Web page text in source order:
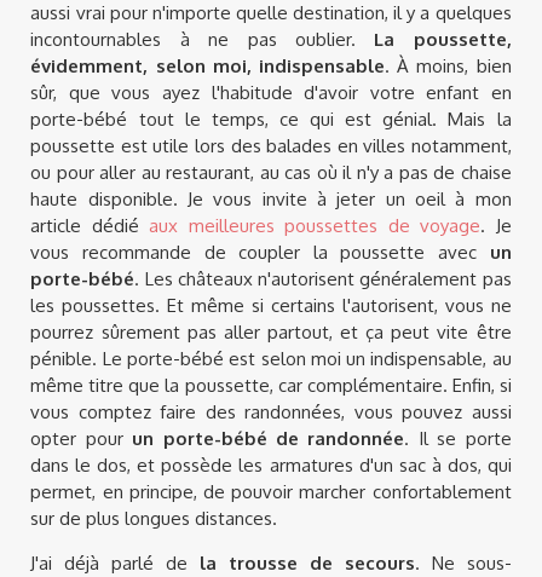
aussi vrai pour n'importe quelle destination, il y a quelques
incontournables à ne pas oublier. La poussette,
évidemment, selon moi, indispensable. À moins, bien
sûr, que vous ayez l'habitude d'avoir votre enfant en
porte-bébé tout le temps, ce qui est génial. Mais la
poussette est utile lors des balades en villes notamment,
ou pour aller au restaurant, au cas où il n'y a pas de chaise
haute disponible. Je vous invite à jeter un oeil à mon
article dédié aux meilleures poussettes de voyage. Je
vous recommande de coupler la poussette avec un
porte-bébé. Les châteaux n'autorisent généralement pas
les poussettes. Et même si certains l'autorisent, vous ne
pourrez sûrement pas aller partout, et ça peut vite être
pénible. Le porte-bébé est selon moi un indispensable, au
même titre que la poussette, car complémentaire. Enfin, si
vous comptez faire des randonnées, vous pouvez aussi
opter pour un porte-bébé de randonnée. Il se porte
dans le dos, et possède les armatures d'un sac à dos, qui
permet, en principe, de pouvoir marcher confortablement
sur de plus longues distances.
J'ai déjà parlé de la trousse de secours. Ne sous-